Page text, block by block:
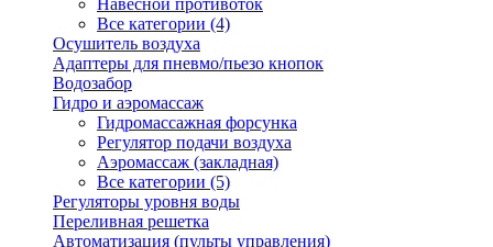
Навесной противоток
Все категории (4)
Осушитель воздуха
Адаптеры для пневмо/пьезо кнопок
Водозабор
Гидро и аэромассаж
Гидромассажная форсунка
Регулятор подачи воздуха
Аэромассаж (закладная)
Все категории (5)
Регуляторы уровня воды
Переливная решетка
Автоматизация (пульты управления)